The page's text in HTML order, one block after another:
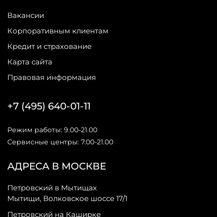
Вакансии
Корпоративным клиентам
Кредит и страхование
Карта сайта
Правовая информация
АДРЕСА В МОСКВЕ
Петровский в Мытищах
Мытищи, Волковское шоссе 17/1
Петровский на Каширке
+7 (495) 640-01-11
Режим работы: 9.00-21.00
Сервисные центры: 7.00-21.00